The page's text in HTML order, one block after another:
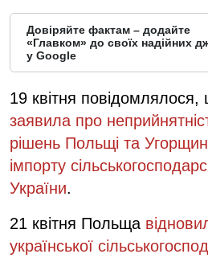
Довіряйте фактам – додайте
«Главком» до своїх надійних
у Google
19 квітня повідомлялося,
заявила про
рішень Польщі та
імпорту
України.
21 квітня Польща
української